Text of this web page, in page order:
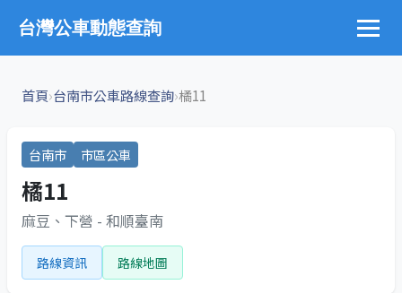
台灣公車動態查詢
首頁›台南市公車路線查詢›橘11
台南市 市區公車
橘11
麻豆、下營 - 和順臺南
路線資訊 路線地圖